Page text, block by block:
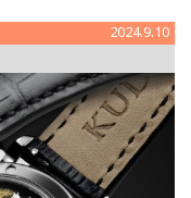
2024.9.10